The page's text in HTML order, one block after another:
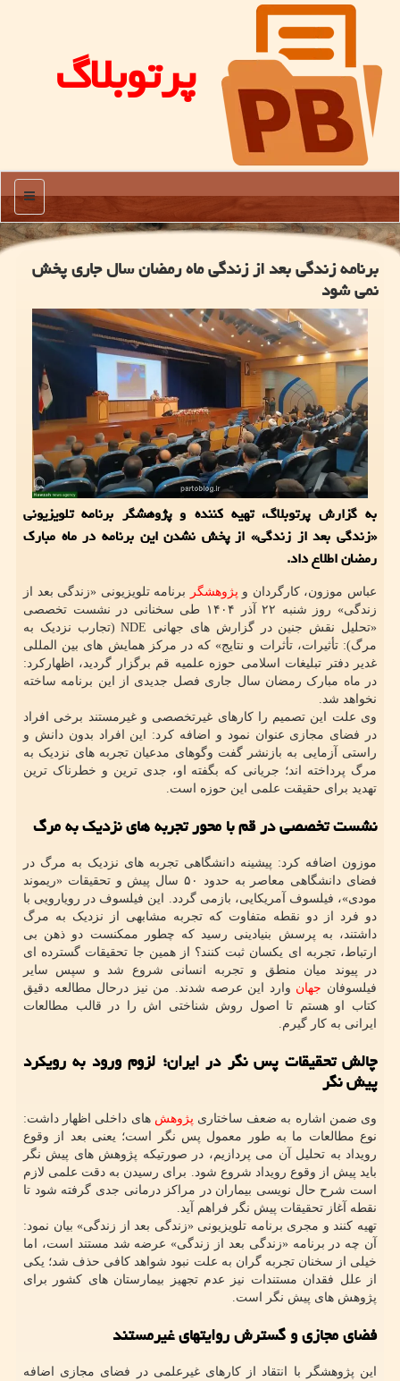
پرتوبلاگ
منو
برنامه زندگی بعد از زندگی ماه رمضان سال جاری پخش
نمی شود
به گزارش پرتوبلاگ، تهیه کننده و پژوهشگر برنامه تلویزیونی
«زندگی بعد از زندگی» از پخش نشدن این برنامه در ماه مبارک
رمضان اطلاع داد.
عباس موزون، کارگردان و پژوهشگر
برنامه تلویزیونی «زندگی بعد از
زندگی» روز شنبه ۲۲ آذر ۱۴۰۴ طی سخنانی در نشست تخصصی
«تحلیل نقش جنین در گزارش های جهانی NDE (تجارب نزدیک به
مرگ): تأثیرات، تأثرات و نتایج» که در مرکز همایش های بین المللی
غدیر دفتر تبلیغات اسلامی حوزه علمیه قم برگزار گردید، اظهارکرد:
در ماه مبارک رمضان سال جاری فصل جدیدی از این برنامه ساخته
نخواهد شد.
وی علت این تصمیم را کارهای غیرتخصصی و غیرمستند برخی افراد
در فضای مجازی عنوان نمود و اضافه کرد: این افراد بدون دانش و
راستی آزمایی به بازنشر گفت وگوهای مدعیان تجربه های نزدیک به
مرگ پرداخته اند؛ جریانی که بگفته او، جدی ترین و خطرناک ترین
تهدید برای حقیقت علمی این حوزه است.
نشست تخصصی در قم با محور تجربه های نزدیک به مرگ
موزون اضافه کرد: پیشینه دانشگاهی تجربه های نزدیک به مرگ در
فضای دانشگاهی معاصر به حدود ۵۰ سال پیش و تحقیقات «ریموند
مودی»، فیلسوف آمریکایی، بازمی گردد. این فیلسوف در رویارویی با
دو فرد از دو نقطه متفاوت که تجربه مشابهی از نزدیک به مرگ
داشتند، به پرسش بنیادینی رسید که چطور ممکنست دو ذهن بی
ارتباط، تجربه ای یکسان ثبت کنند؟ از همین جا تحقیقات گسترده ای
در پیوند میان منطق و تجربه انسانی شروع شد و سپس سایر
فیلسوفان جهان وارد این عرصه شدند. من نیز درحال مطالعه دقیق
کتاب او هستم تا اصول روش شناختی اش را در قالب مطالعات
ایرانی به کار گیرم.
چالش تحقیقات پس نگر در ایران؛ لزوم ورود به رویکرد
پیش نگر
وی ضمن اشاره به ضعف ساختاری پژوهش های داخلی اظهار داشت:
نوع مطالعات ما به طور معمول پس نگر است؛ یعنی بعد از وقوع
رویداد به تحلیل آن می پردازیم، در صورتیکه پژوهش های پیش نگر
باید پیش از وقوع رویداد شروع شود. برای رسیدن به دقت علمی لازم
است شرح حال نویسی بیماران در مراکز درمانی جدی گرفته شود تا
نقطه آغاز تحقیقات پیش نگر فراهم آید.
تهیه کنند و مجری برنامه تلویزیونی «زندگی بعد از زندگی» بیان نمود:
آن چه در برنامه «زندگی بعد از زندگی» عرضه شد مستند است، اما
خیلی از سخنان تجربه گران به علت نبود شواهد کافی حذف شد؛ یکی
از علل فقدان مستندات نیز عدم تجهیز بیمارستان های کشور برای
پژوهش های پیش نگر است.
فضای مجازی و گسترش روایتهای غیرمستند
این پژوهشگر با انتقاد از کارهای غیرعلمی در فضای مجازی اضافه